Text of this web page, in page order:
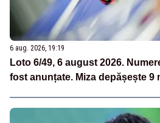
6 aug. 2026, 19:19
Loto 6/49, 6 august 2026.
fost anunțate. Miza depășește 9